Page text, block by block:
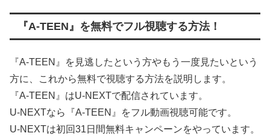
『A-TEEN』を無料でフル視聴する方法！
『A-TEEN』を見逃したという方やもう一度見たいという
方に、これから無料で視聴する方法を説明します。
『A-TEEN』はU-NEXTで配信されています。
U-NEXTなら『A-TEEN』をフル動画視聴可能です。
U-NEXTは初回31日間無料キャンペーンをやっています。